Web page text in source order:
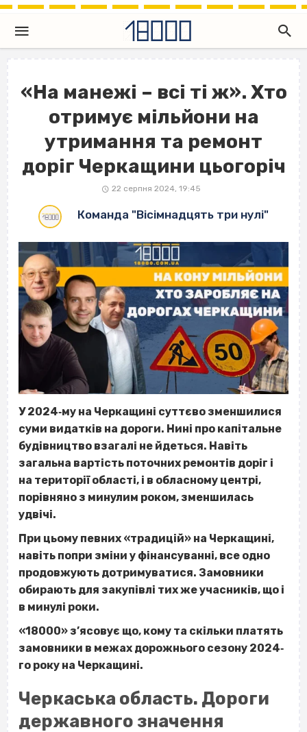
«На манежі – всі ті ж». Хто
отримує мільйони на
утримання та ремонт
доріг Черкащини цьогоріч
22 серпня 2024, 19:45
Команда "Вісімнадцять три нулі"
У 2024‐му на Черкащині суттєво зменшилися
суми видатків на дороги. Нині про капітальне
будівництво взагалі не йдеться. Навіть
загальна вартість поточних ремонтів доріг і
на території області, і в обласному центрі,
порівняно з минулим роком, зменшилась
удвічі.
При цьому певних «традицій» на Черкащині,
навіть попри зміни у фінансуванні, все одно
продовжують дотримуватися. Замовники
обирають для закупівлі тих же учасників, що і
в минулі роки.
«18000» з’ясовує що, кому та скільки платять
замовники в межах дорожнього сезону 2024‐
го року на Черкащині.
Черкаська область. Дороги
державного значення